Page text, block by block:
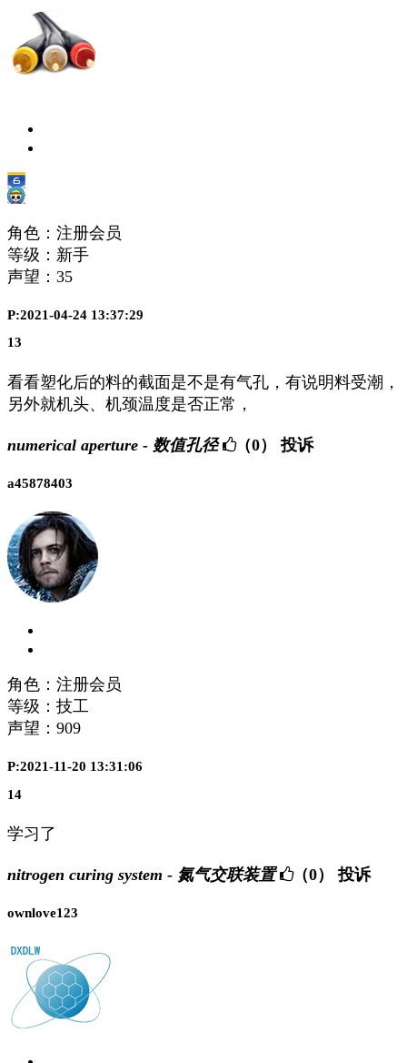
角色：注册会员
等级：新手
声望： 35
P:2021-04-24 13:37:29
13
看看塑化后的料的截面是不是有气孔，有说明料受潮，
另外就机头、机颈温度是否正常，
numerical aperture - 数值孔径 （0） 投诉
a45878403
角色：注册会员
等级：技工
声望： 909
P:2021-11-20 13:31:06
14
学习了
nitrogen curing system - 氮气交联装置 （0） 投诉
ownlove123